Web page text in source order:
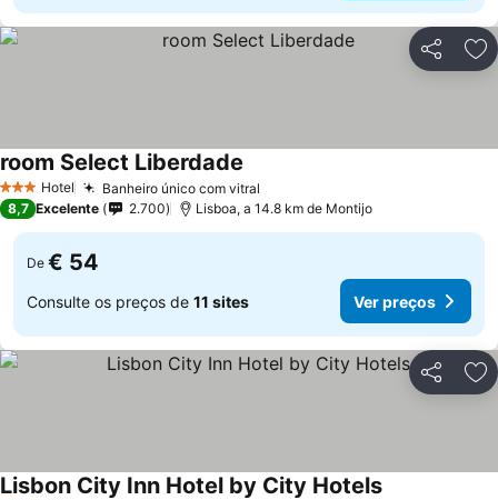
Partilhar
3 EstrelasHotel Banheiro único com vitral
room Select Liberdade
8,7 Excelente 2.700 Lisboa, a 14.8 km de Montijo
De € 54
Consulte os preços de 11 sites Ver preços
Partilhar
Lisbon City Inn Hotel by City Hotels